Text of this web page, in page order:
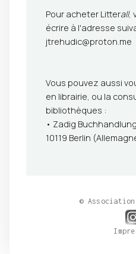
Pour acheter Litterall,
écrire à l'adresse
jtrehudic@proton.me
Vous pouvez aussi
en librairie, ou la
bibliothèques :
• Zadig
10119 Berlin
©